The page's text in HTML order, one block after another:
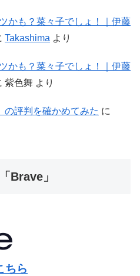
かも？菜々子でしょ！｜伊藤
Takashima より
かも？菜々子でしょ！｜伊藤
紫色舞 より
の評判を確かめてみた に
Brave」
ちら